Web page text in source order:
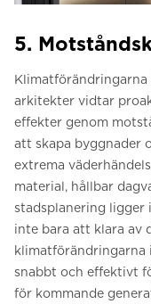
5.
arkitekter vidtar
effekter genom
att skapa byggnader
extrema
material, hållbar
stadsplanering ligger
inte bara att klara av
klimatförändringarna
snabbt och effektivt
för kommande